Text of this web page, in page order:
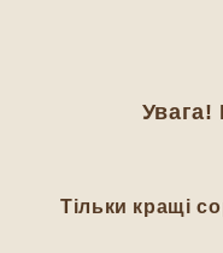
Увага!
Тільки кращі